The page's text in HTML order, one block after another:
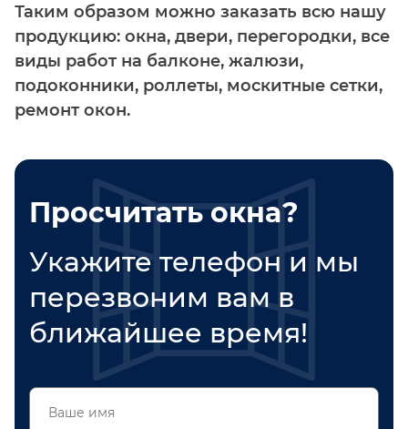
Таким образом можно заказать всю нашу
продукцию: окна, двери, перегородки, все
виды работ на балконе, жалюзи,
подоконники, роллеты, москитные сетки,
ремонт окон.
Просчитать окна?
Укажите телефон и мы
перезвоним вам в
ближайшее время!